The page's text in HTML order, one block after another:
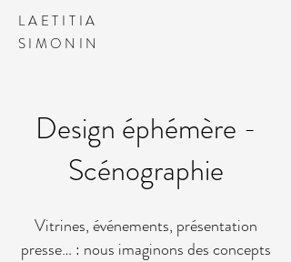
LAETITIA
SIMONIN
Design éphémère -
Scénographie
Vitrines, événements, présentation
presse… : nous imaginons des concepts